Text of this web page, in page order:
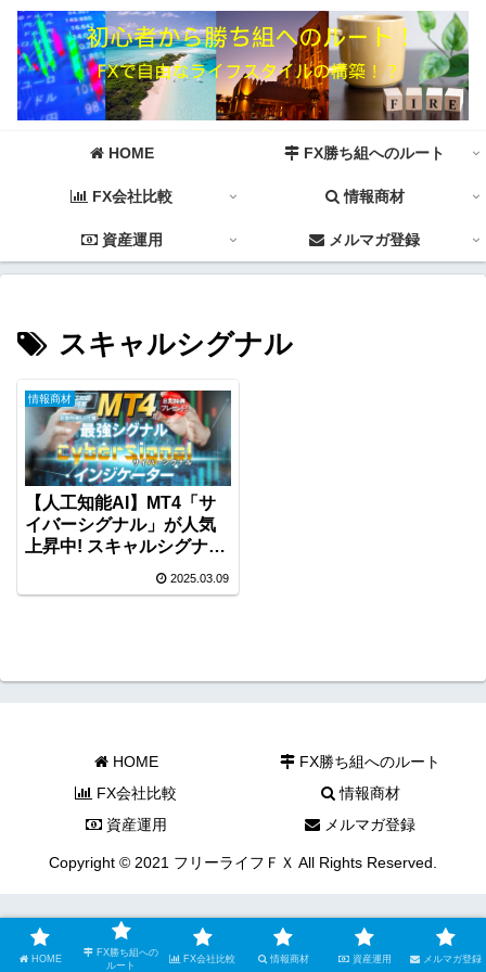
HOME FX勝ち組へのルート
FX会社比較 情報商材
資産運用 メルマガ登録
スキャルシグナル
情報商材
【人工知能AI】MT4「サ
イバーシグナル」が人気
上昇中! スキャルシグナル
のキャンペーン中！
2025.03.09
HOME
FX勝ち組へのルート
FX会社比較
情報商材
資産運用
メルマガ登録
Copyright © 2021 フリーライフＦＸ All Rights Reserved.
HOME
FX勝ち組への
ルート
FX会社比較 情報商材 資産運用 メルマガ登録